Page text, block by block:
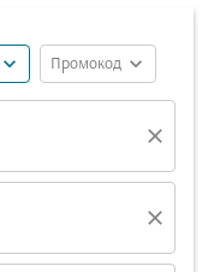
expand_more Промокод expand_more
close
close